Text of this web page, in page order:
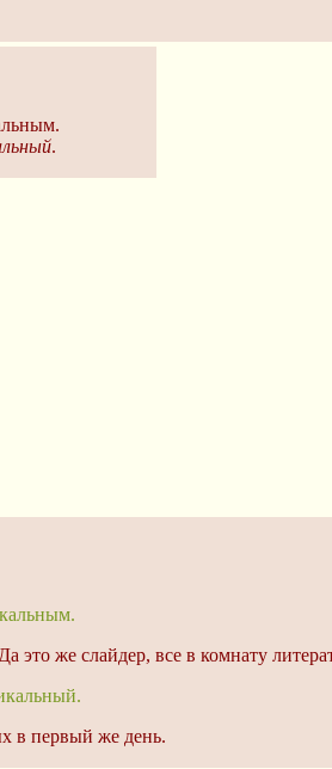
.
это же слайдер, все в комнату
в первый же день.